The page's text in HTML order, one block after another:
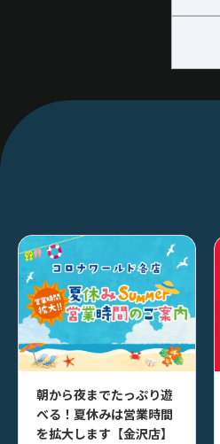
朝から夜までたっぷり遊
べる！夏休みは営業時間
を拡大します【金沢店】